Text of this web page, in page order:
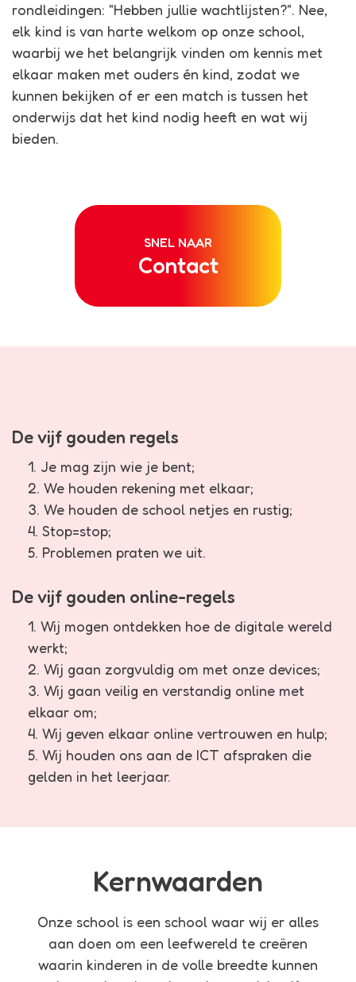
rondleidingen: "Hebben jullie wachtlijsten?". Nee,
elk kind is van harte welkom op onze school,
waarbij we het belangrijk vinden om kennis met
elkaar maken met ouders én kind, zodat we
kunnen bekijken of er een match is tussen het
onderwijs dat het kind nodig heeft en wat wij
bieden.
SNEL NAAR
Contact
De vijf gouden regels
Je mag zijn wie je bent;
We houden rekening met elkaar;
We houden de school netjes en rustig;
Stop=stop;
Problemen praten we uit.
De vijf gouden online-regels
Wij mogen ontdekken hoe de digitale wereld
werkt;
Wij gaan zorgvuldig om met onze devices;
Wij gaan veilig en verstandig online met
elkaar om;
Wij geven elkaar online vertrouwen en hulp;
Wij houden ons aan de ICT afspraken die
gelden in het leerjaar.
Kernwaarden
Onze school is een school waar wij er alles
aan doen om een leefwereld te creëren
waarin kinderen in de volle breedte kunnen